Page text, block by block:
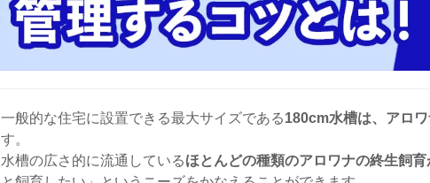
一般的な住宅に設置できる最大サイズである180cm水槽は、アロ
す。
水槽の広さ的に流通しているほとんどの種類のアロワナの終生飼育